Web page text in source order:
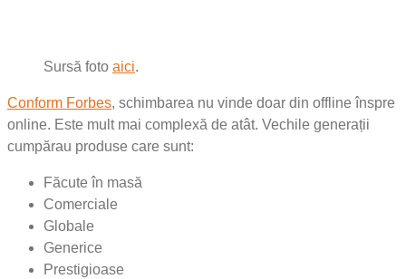
Sursă foto aici.
Conform Forbes, schimbarea nu vinde doar din offline înspre
online. Este mult mai complexă de atât. Vechile generații
cumpărau produse care sunt:
Făcute în masă
Comerciale
Globale
Generice
Prestigioase